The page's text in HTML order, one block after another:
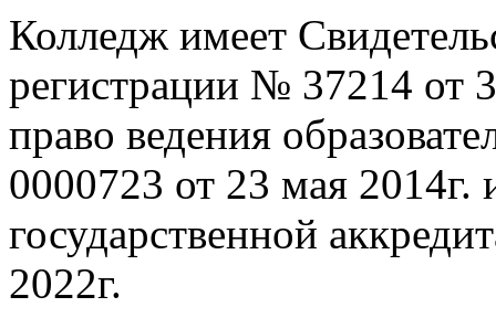
Колледж имеет
регистрации № 37214 от
право ведения
0000723 от 23 мая 2014г.
государственной
2022г.